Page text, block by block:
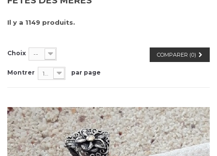
Il y a 1149 produits.
COMPARER (0)
Choix --
Montrer par page